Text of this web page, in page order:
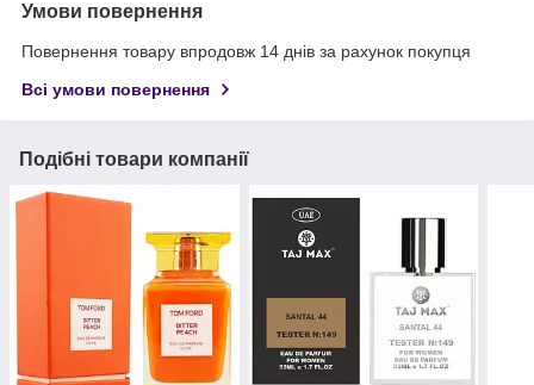
Умови повернення
Повернення товару впродовж 14 днів за рахунок покупця
Всі умови повернення
Подібні товари компанії